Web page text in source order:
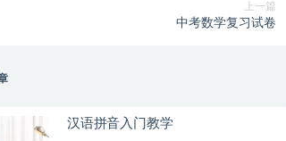
上一篇
中考数学复习试卷
汉语拼音入门教学